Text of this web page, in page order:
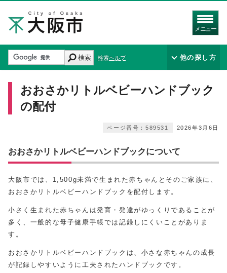
メニュー
検索 検索ヘルプ 他の探し方
おおさかリトルベビーハンドブック
の配付
2026年3月6日
ページ番号：589531
おおさかリトルベビーハンドブックについて
大阪市では、1,500g未満で生まれた赤ちゃんとそのご家族に、
おおさかリトルベビーハンドブックを配付します。
小さく生まれた赤ちゃんは発育・発達がゆっくりであることが
多く、一般的な母子健康手帳では記録しにくいことがありま
す。
おおさかリトルベビーハンドブックは、小さな赤ちゃんの成長
が記録しやすいように工夫されたハンドブックです。